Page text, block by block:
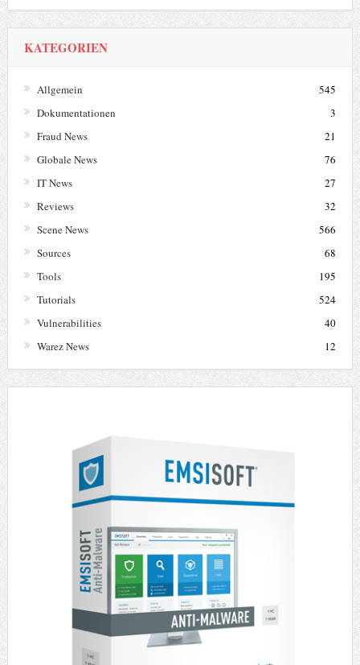
KATEGORIEN
Allgemein
545
Dokumentationen
3
Fraud News
21
Globale News
76
IT News
27
Reviews
32
Scene News
566
Sources
68
Tools
195
Tutorials
524
Vulnerabilities
40
Warez News
12